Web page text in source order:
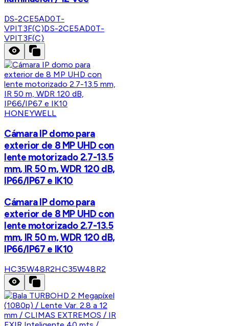
DS-2CE5AD0T-
VPIT3F(C)DS-2CE5AD0T-
VPIT3F(C)
HONEYWELL
Cámara IP domo para
exterior de 8 MP UHD con
lente motorizado 2.7-13.5
mm, IR 50 m, WDR 120 dB,
IP66/IP67 e IK10
Cámara IP domo para
exterior de 8 MP UHD con
lente motorizado 2.7-13.5
mm, IR 50 m, WDR 120 dB,
IP66/IP67 e IK10
HC35W48R2HC35W48R2